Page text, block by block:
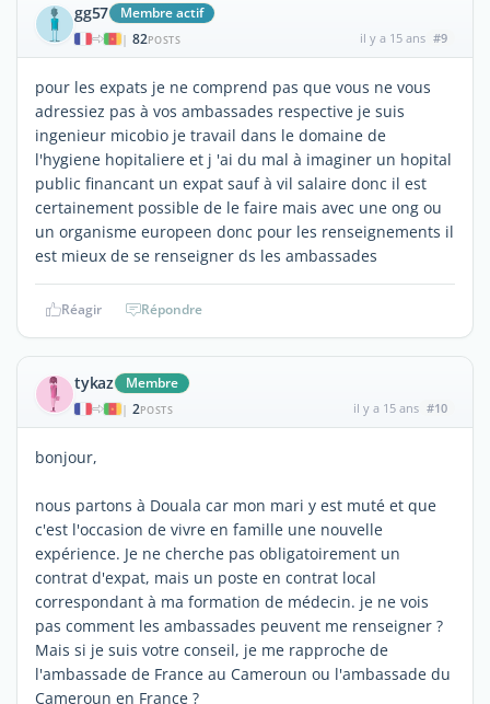
gg57 Membre actif
| 82POSTS il y a 15 ans #9
pour les expats je ne comprend pas que vous ne vous
adressiez pas à vos ambassades respective je suis
ingenieur micobio je travail dans le domaine de
l'hygiene hopitaliere et j 'ai du mal à imaginer un hopital
public financant un expat sauf à vil salaire donc il est
certainement possible de le faire mais avec une ong ou
un organisme europeen donc pour les renseignements il
est mieux de se renseigner ds les ambassades
Réagir Répondre
tykaz Membre
| 2POSTS il y a 15 ans #10
bonjour,
nous partons à Douala car mon mari y est muté et que
c'est l'occasion de vivre en famille une nouvelle
expérience. Je ne cherche pas obligatoirement un
contrat d'expat, mais un poste en contrat local
correspondant à ma formation de médecin. je ne vois
pas comment les ambassades peuvent me renseigner ?
Mais si je suis votre conseil, je me rapproche de
l'ambassade de France au Cameroun ou l'ambassade du
Cameroun en France ?